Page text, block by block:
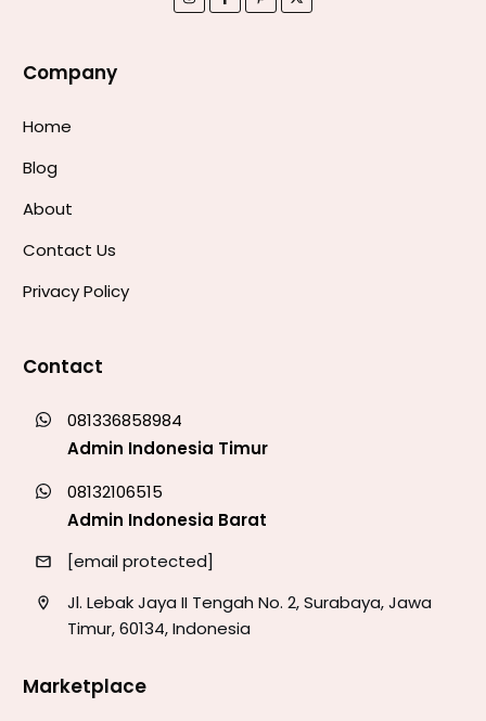
Company
Home
Blog
About
Contact Us
Privacy Policy
Contact
081336858984
Admin Indonesia Timur
08132106515
Admin Indonesia Barat
[email protected]
Jl. Lebak Jaya II Tengah No. 2, Surabaya, Jawa
Timur, 60134, Indonesia
Marketplace